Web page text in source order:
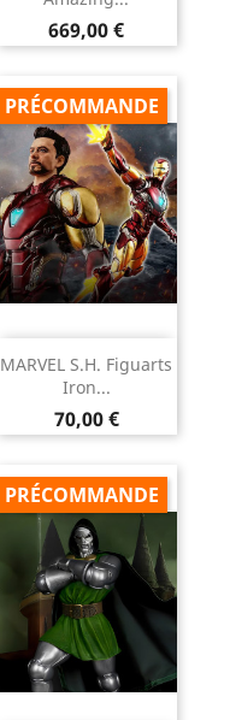
Prix
669,00 €
MARVEL S.H. Figuarts
Iron...
Prix
70,00 €
PRÉCOMMANDE
PRÉCOMMANDE